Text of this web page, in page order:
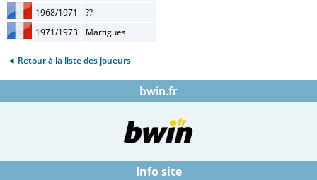
1968/1971
??
1971/1973
Martigues
◄ Retour à la liste des joueurs
bwin.fr
Info site